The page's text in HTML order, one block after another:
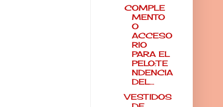
COMPLE
MENTO
O
ACCESO
RIO
PARA EL
PELO:TE
NDENCIA
DEL...
VESTIDOS